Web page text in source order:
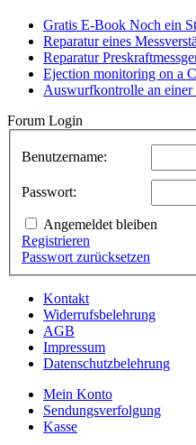
Gratis E-Book Noch ein
Reparatur eines
Reparatur
Ejection monitoring on a
Auswurfkontrolle an einer
Forum Login
Benutzername:
Passwort:
Angemeldet bleiben
Registrieren
Passwort zurücksetzen
Kontakt
Widerrufsbelehrung
AGB
Impressum
Datenschutzbelehrung
Mein Konto
Sendungsverfolgung
Kasse